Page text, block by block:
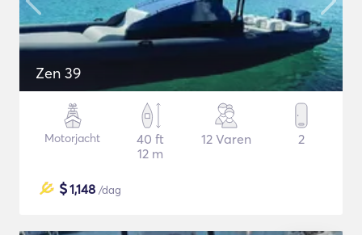
Zen 39
Motorjacht
40 ft
12 m
12 Varen 2
$1,148 /dag